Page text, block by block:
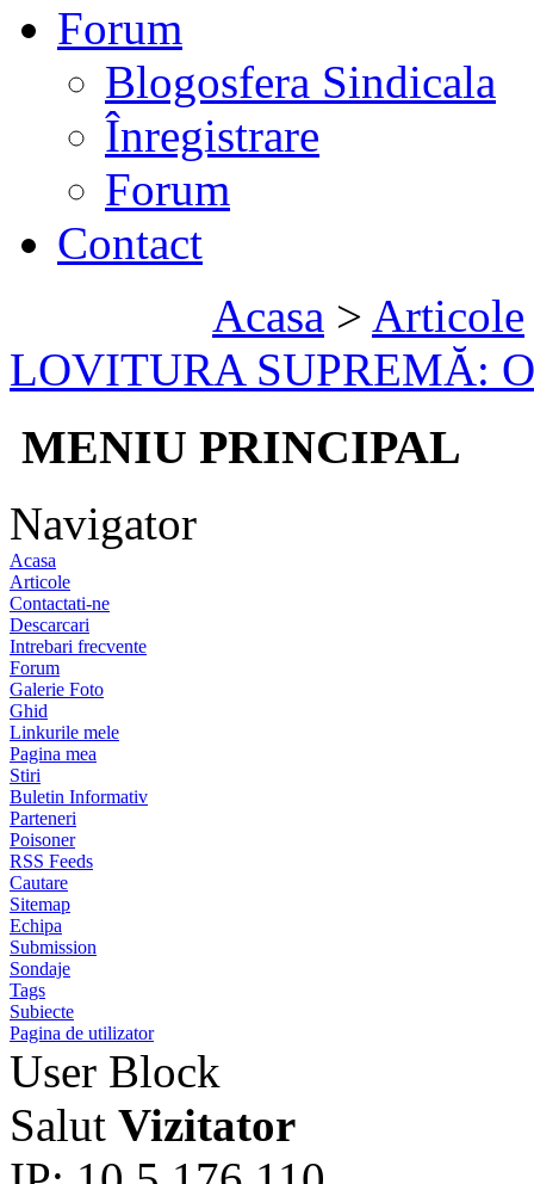
Forum
Blogosfera Sindicala
Înregistrare
Forum
Contact
Acasa > Articole
LOVITURA SUPREMĂ:
MENIU PRINCIPAL
Navigator
Acasa
Articole
Contactati-ne
Descarcari
Intrebari frecvente
Forum
Galerie Foto
Ghid
Linkurile mele
Pagina mea
Stiri
Buletin Informativ
Parteneri
Poisoner
RSS Feeds
Cautare
Sitemap
Echipa
Submission
Sondaje
Tags
Subiecte
Pagina de utilizator
User Block
Salut Vizitator